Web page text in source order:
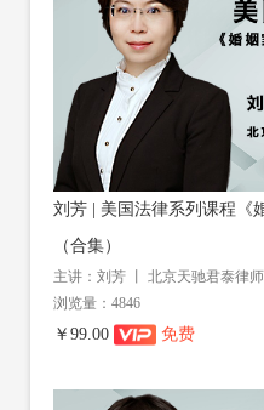
刘芳 | 美国法律系列课程《
（合集）
主讲：刘芳 丨 北京天驰君泰律
浏览量：4846
￥99.00 免费